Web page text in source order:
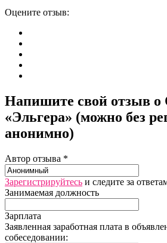
Оцените отзыв:
Напишите свой отзыв
«Эльгера» (можно без
анонимно)
Автор отзыва *
Зарегистрируйтесь и следите за
Занимаемая должность
Зарплата
Заявленная заработная плата в
собеседовании: